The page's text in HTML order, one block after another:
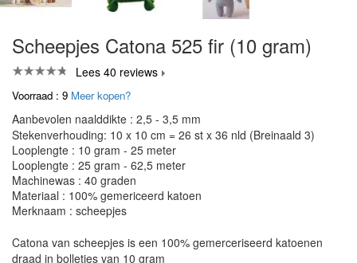
Scheepjes Catona 525 fir (10 gram)
Lees 40 reviews
Voorraad : 9 Meer kopen?
Aanbevolen naalddikte : 2,5 - 3,5 mm
Stekenverhouding: 10 x 10 cm = 26 st x 36 nld (Breinaald 3)
Looplengte : 10 gram - 25 meter
Looplengte : 25 gram - 62,5 meter
Machinewas : 40 graden
Materiaal : 100% gemericeerd katoen
Merknaam : scheepjes
Catona van scheepjes is een 100% gemerceriseerd katoenen
draad in bolletjes van 10 gram